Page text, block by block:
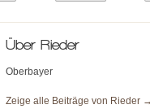
Über Rieder
Oberbayer
Zeige alle Beiträge von Rieder →